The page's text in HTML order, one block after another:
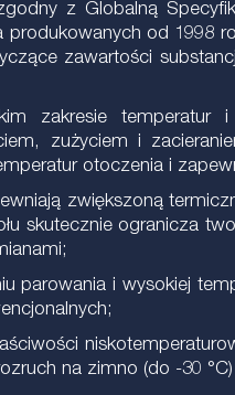
z Globalną
od 1998
zawartości
zakresie temperatur
zużyciem i
otoczenia i
zwiększoną
skutecznie ogranicza
parowania i wysokiej
na zimno (do -30